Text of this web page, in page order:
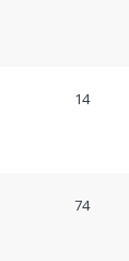
14
74